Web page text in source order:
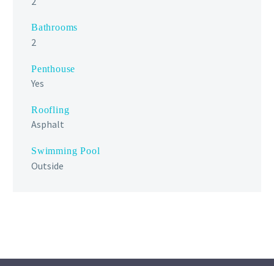
Bathrooms
2
Penthouse
Yes
Roofling
Asphalt
Swimming Pool
Outside